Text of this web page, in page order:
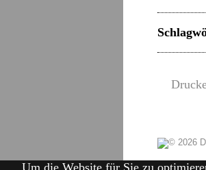
Um die Website für Sie zu